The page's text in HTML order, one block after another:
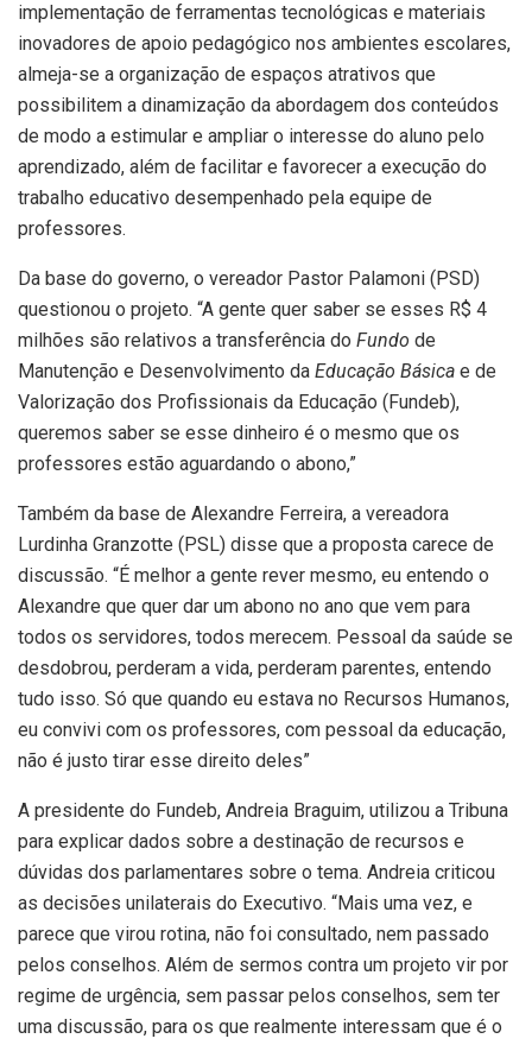
implementação de ferramentas tecnológicas e materiais
inovadores de apoio pedagógico nos ambientes escolares,
almeja-se a organização de espaços atrativos que
possibilitem a dinamização da abordagem dos conteúdos
de modo a estimular e ampliar o interesse do aluno pelo
aprendizado, além de facilitar e favorecer a execução do
trabalho educativo desempenhado pela equipe de
professores.
Da base do governo, o vereador Pastor Palamoni (PSD)
questionou o projeto. “A gente quer saber se esses R$ 4
milhões são relativos a transferência do Fundo de
Manutenção e Desenvolvimento da Educação Básica e de
Valorização dos Profissionais da Educação (Fundeb),
queremos saber se esse dinheiro é o mesmo que os
professores estão aguardando o abono,”
Também da base de Alexandre Ferreira, a vereadora
Lurdinha Granzotte (PSL) disse que a proposta carece de
discussão. “É melhor a gente rever mesmo, eu entendo o
Alexandre que quer dar um abono no ano que vem para
todos os servidores, todos merecem. Pessoal da saúde se
desdobrou, perderam a vida, perderam parentes, entendo
tudo isso. Só que quando eu estava no Recursos Humanos,
eu convivi com os professores, com pessoal da educação,
não é justo tirar esse direito deles”
A presidente do Fundeb, Andreia Braguim, utilizou a Tribuna
para explicar dados sobre a destinação de recursos e
dúvidas dos parlamentares sobre o tema. Andreia criticou
as decisões unilaterais do Executivo. “Mais uma vez, e
parece que virou rotina, não foi consultado, nem passado
pelos conselhos. Além de sermos contra um projeto vir por
regime de urgência, sem passar pelos conselhos, sem ter
uma discussão, para os que realmente interessam que é o